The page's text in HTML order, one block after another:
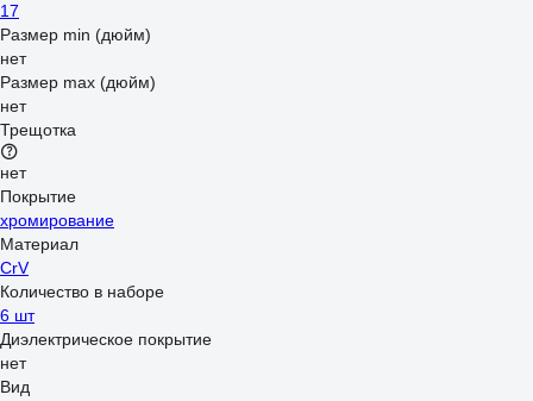
17
Размер min (дюйм)
нет
Размер max (дюйм)
нет
Трещотка
нет
Покрытие
хромирование
Материал
CrV
Количество в наборе
6 шт
Диэлектрическое покрытие
нет
Вид